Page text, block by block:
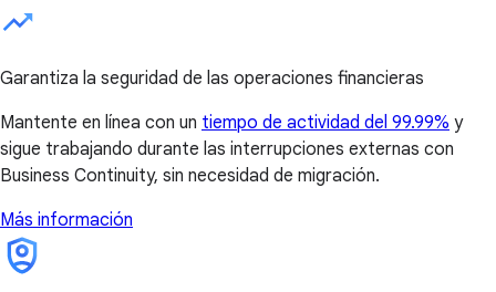
Garantiza la seguridad de las operaciones financieras
Mantente en línea con un tiempo de actividad del 99.99% y
sigue trabajando durante las interrupciones externas con
Business Continuity, sin necesidad de migración.
Más información